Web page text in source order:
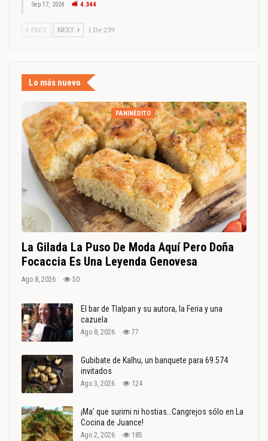
Sep 17, 2024 4.344
PREV NEXT 1 De 239
Lo más nuevo
PANINÉDITO
La Gilada La Puso De Moda Aquí Pero Doña
Focaccia Es Una Leyenda Genovesa
Ago 8, 2026 50
El bar de Tlalpan y su autora, la Feria y una
cazuela
Ago 8, 2026 77
Gubibate de Kalhu, un banquete para 69.574
invitados
Ago 3, 2026 124
¡Ma’ que surimi ni hostias…Cangrejos sólo en La
Cocina de Juance!
Ago 2, 2026 185